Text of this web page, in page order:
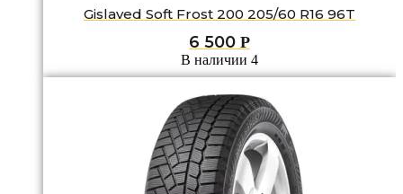
Gislaved Soft Frost 200 205/60 R16 96T
6 500 Р
В наличии 4